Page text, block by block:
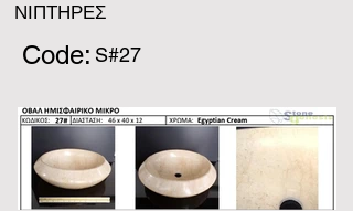
ΝΙΠΤΗΡΕΣ
Code: S#27